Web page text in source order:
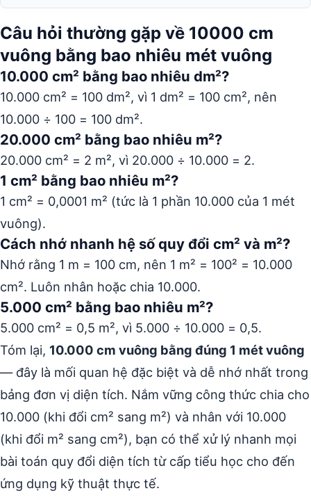
Câu hỏi thường gặp về 10000 cm
vuông bằng bao nhiêu mét vuông
10.000 cm² bằng bao nhiêu dm²?
10.000 cm² = 100 dm², vì 1 dm² = 100 cm², nên
10.000 ÷ 100 = 100 dm².
20.000 cm² bằng bao nhiêu m²?
20.000 cm² = 2 m², vì 20.000 ÷ 10.000 = 2.
1 cm² bằng bao nhiêu m²?
1 cm² = 0,0001 m² (tức là 1 phần 10.000 của 1 mét
vuông).
Cách nhớ nhanh hệ số quy đổi cm² và m²?
Nhớ rằng 1 m = 100 cm, nên 1 m² = 100² = 10.000
cm². Luôn nhân hoặc chia 10.000.
5.000 cm² bằng bao nhiêu m²?
5.000 cm² = 0,5 m², vì 5.000 ÷ 10.000 = 0,5.
Tóm lại, 10.000 cm vuông bằng đúng 1 mét vuông
— đây là mối quan hệ đặc biệt và dễ nhớ nhất trong
bảng đơn vị diện tích. Nắm vững công thức chia cho
10.000 (khi đổi cm² sang m²) và nhân với 10.000
(khi đổi m² sang cm²), bạn có thể xử lý nhanh mọi
bài toán quy đổi diện tích từ cấp tiểu học cho đến
ứng dụng kỹ thuật thực tế.